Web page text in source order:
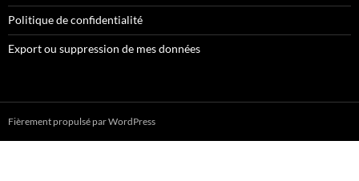
Politique de confidentialité
Export ou suppression de mes données
Fièrement propulsé par WordPress